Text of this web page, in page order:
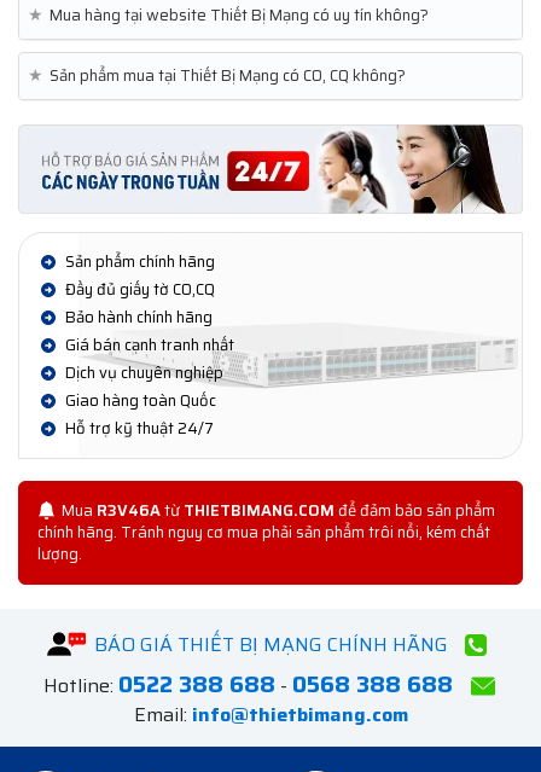
★ Mua hàng tại website Thiết Bị Mạng có uy tín không?
★ Sản phẩm mua tại Thiết Bị Mạng có CO, CQ không?
Sản phẩm chính hãng
Đầy đủ giấy tờ CO,CQ
Bảo hành chính hãng
Giá bán cạnh tranh nhất
Dịch vụ chuyên nghiệp
Giao hàng toàn Quốc
Hỗ trợ kỹ thuật 24/7
Mua R3V46AtừTHIETBIMANG.COMđể đảm bảo sản phẩm
chính hãng. Tránh nguy cơ mua phải sản phẩm trôi nổi, kém chất
lượng.
BÁO GIÁ THIẾT BỊ MẠNG CHÍNH HÃNG
Hotline: 0522 388 688 - 0568 388 688
Email: info@thietbimang.com